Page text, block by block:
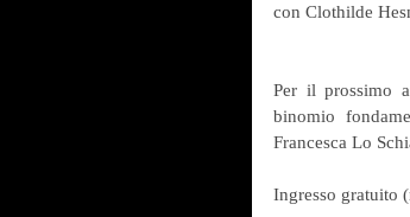
con Clothilde
Per il prossimo
binomio
Francesca Lo
Ingresso gratuito